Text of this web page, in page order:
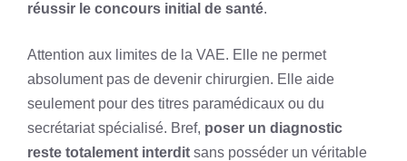
réussir le concours initial de santé.
Attention aux limites de la VAE. Elle ne permet
absolument pas de devenir chirurgien. Elle aide
seulement pour des titres paramédicaux ou du
secrétariat spécialisé. Bref, poser un diagnostic
reste totalement interdit sans posséder un véritable